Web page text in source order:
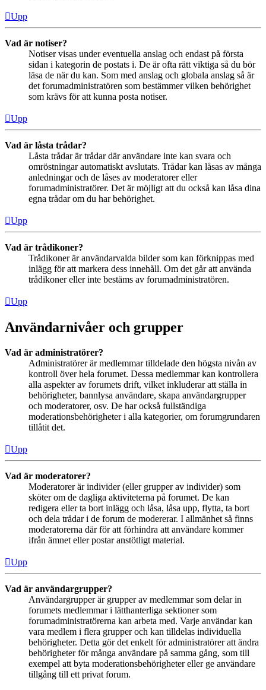
Upp
Vad är notiser?
Notiser visas under eventuella anslag och endast på första
sidan i kategorin de postats i. De är ofta rätt viktiga så du bör
läsa de när du kan. Som med anslag och globala anslag så är
det forumadministratören som bestämmer vilken behörighet
som krävs för att kunna posta notiser.
Upp
Vad är låsta trådar?
Låsta trådar är trådar där användare inte kan svara och
omröstningar automatiskt avslutats. Trådar kan låsas av många
anledningar och de låses av moderatorer eller
forumadministratörer. Det är möjligt att du också kan låsa dina
egna trådar om du har behörighet.
Upp
Vad är trådikoner?
Trådikoner är användarvalda bilder som kan förknippas med
inlägg för att markera dess innehåll. Om det går att använda
trådikoner eller inte bestäms av forumadministratören.
Upp
Användarnivåer och grupper
Vad är administratörer?
Administratörer är medlemmar tilldelade den högsta nivån av
kontroll över hela forumet. Dessa medlemmar kan kontrollera
alla aspekter av forumets drift, vilket inkluderar att ställa in
behörigheter, bannlysa användare, skapa användargrupper
och moderatorer, osv. De har också fullständiga
moderationsbehörigheter i alla kategorier, om forumgrundaren
tillåtit det.
Upp
Vad är moderatorer?
Moderatorer är individer (eller grupper av individer) som
sköter om de dagliga aktiviteterna på forumet. De kan
redigera eller ta bort inlägg och låsa, låsa upp, flytta, ta bort
och dela trådar i de forum de modererar. I allmänhet så finns
moderatorerna där för att förhindra att användare kommer
ifrån ämnet eller postar anstötligt material.
Upp
Vad är användargrupper?
Användargrupper är grupper av medlemmar som delar in
forumets medlemmar i lätthanterliga sektioner som
forumadministratörerna kan arbeta med. Varje användar kan
vara medlem i flera grupper och kan tilldelas individuella
behörigheter. Detta gör det enkelt för administratörer att ändra
behörigheter för många användare på samma gång, som till
exempel att byta moderationsbehörigheter eller ge användare
tillgång till ett privat forum.